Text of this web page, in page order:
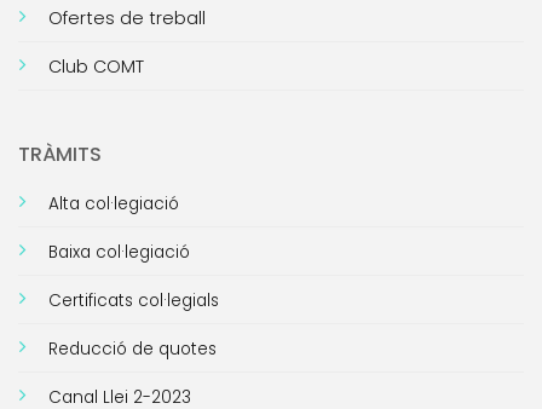
Ofertes de treball
Club COMT
TRÀMITS
Alta col·legiació
Baixa col·legiació
Certificats col·legials
Reducció de quotes
Canal Llei 2-2023